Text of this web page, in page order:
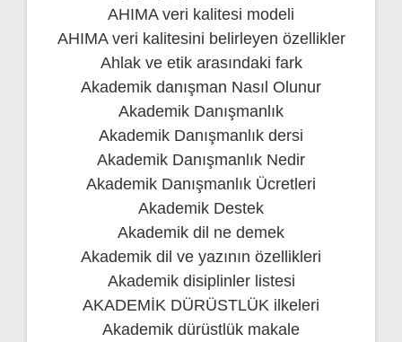
AHIMA veri kalitesi modeli
AHIMA veri kalitesini belirleyen özellikler
Ahlak ve etik arasındaki fark
Akademik danışman Nasıl Olunur
Akademik Danışmanlık
Akademik Danışmanlık dersi
Akademik Danışmanlık Nedir
Akademik Danışmanlık Ücretleri
Akademik Destek
Akademik dil ne demek
Akademik dil ve yazının özellikleri
Akademik disiplinler listesi
AKADEMİK DÜRÜSTLÜK ilkeleri
Akademik dürüstlük makale